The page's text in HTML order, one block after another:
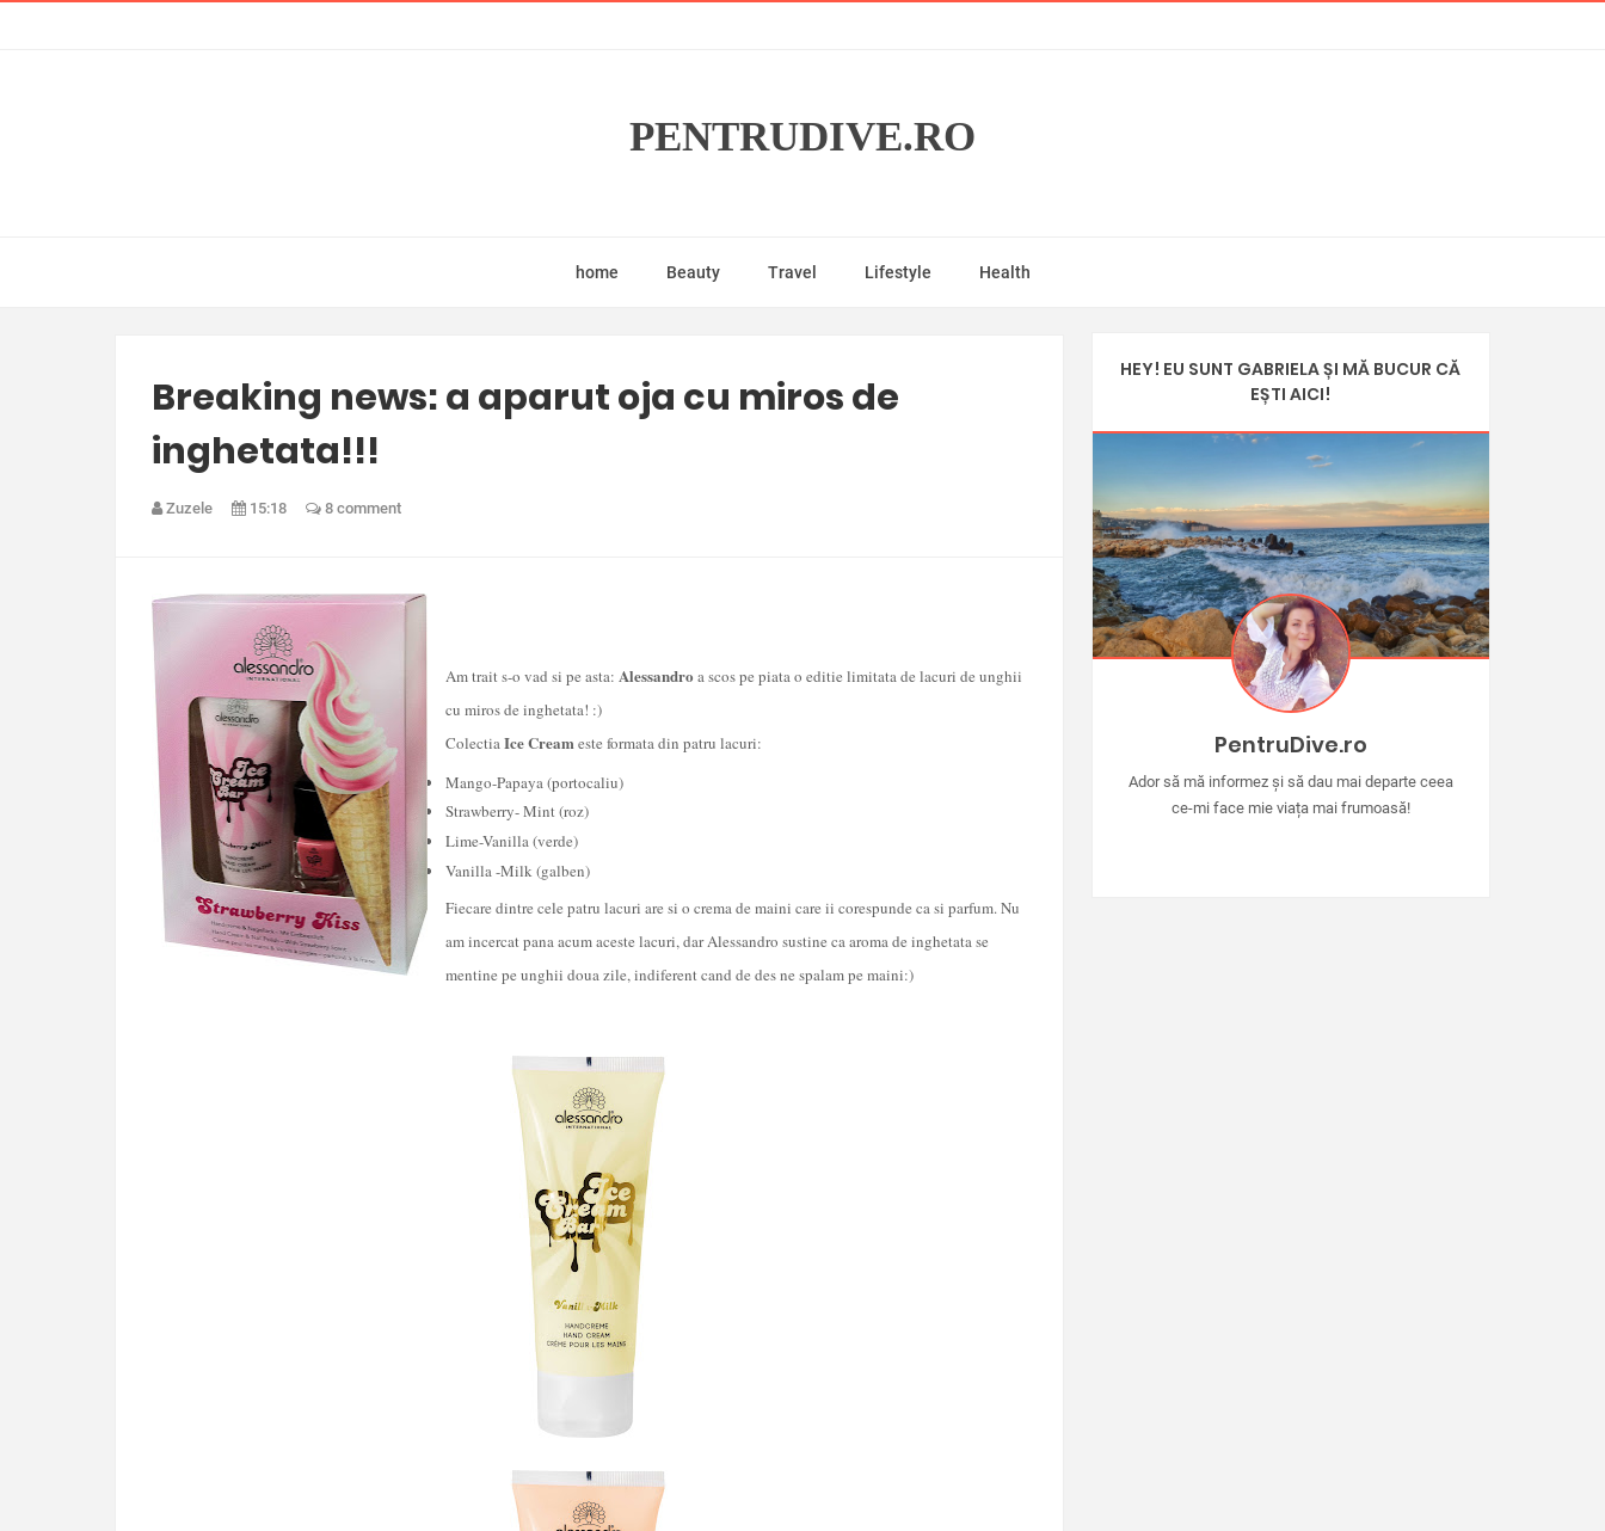
PENTRUDIVE.RO
home Beauty Travel Lifestyle Health
Breaking news: a aparut oja cu miros de
inghetata!!!
Zuzele 15:18 8 comment
Am trait s-o vad si pe asta: Alessandro a scos pe piata o editie limitata de lacuri de unghii
cu miros de inghetata! :)
ColectiaIce Creameste formata din patru lacuri:
Mango-Papaya (portocaliu)
Strawberry- Mint (roz)
Lime-Vanilla (verde)
Vanilla -Milk (galben)
Fiecare dintre cele patru lacuri are si o crema de maini care ii corespunde ca si parfum. Nu
am incercat pana acum aceste lacuri, dar Alessandro sustine ca aroma de inghetata se
mentine pe unghii doua zile, indiferent cand de des ne spalam pe maini:)
HEY! EU SUNT GABRIELA ȘI MĂ BUCUR CĂ
EȘTI AICI!
PentruDive.ro
Ador să mă informez și să dau mai departe ceea
ce-mi face mie viața mai frumoasă!